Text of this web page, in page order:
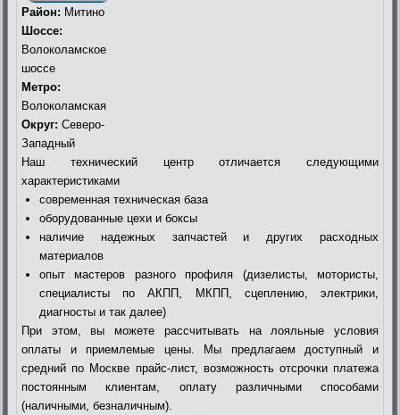
Район: Митино
Шоссе:
Волоколамское
шоссе
Метро:
Волоколамская
Округ: Северо-
Западный
Наш технический центр отличается следующими
характеристиками
современная техническая база
оборудованные цехи и боксы
наличие надежных запчастей и других расходных
материалов
опыт мастеров разного профиля (дизелисты, мотористы,
специалисты по АКПП, МКПП, сцеплению, электрики,
диагносты и так далее)
При этом, вы можете рассчитывать на лояльные условия
оплаты и приемлемые цены. Мы предлагаем доступный и
средний по Москве прайс-лист, возможность отсрочки платежа
постоянным клиентам, оплату различными способами
(наличными, безналичным).